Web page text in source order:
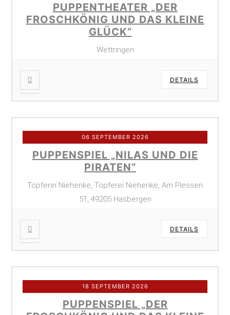
PUPPENTHEATER „DER
FROSCHKÖNIG UND DAS KLEINE
GLÜCK“
Wettringen
DETAILS
06 SEPTEMBER 2026
PUPPENSPIEL „NILAS UND DIE
PIRATEN“
Töpferei Niehenke, Töpferei Niehenke, Am Plessen
51, 49205 Hasbergen
DETAILS
18 SEPTEMBER 2026
PUPPENSPIEL „DER